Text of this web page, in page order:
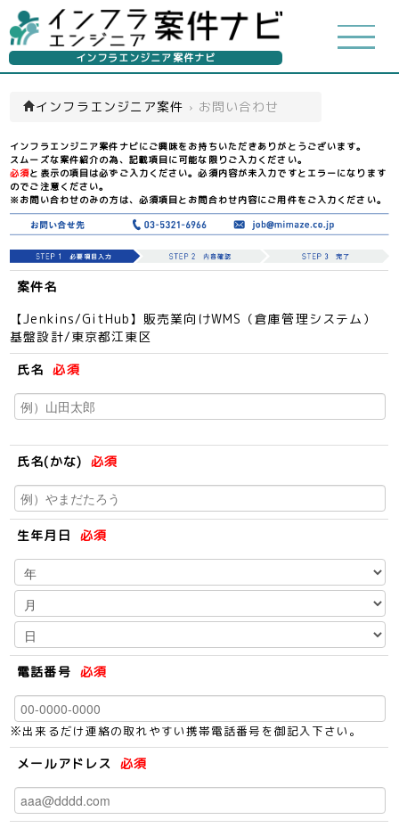
インフラエンジニア案件ナビ
インフラエンジニア案件 › お問い合わせ
インフラエンジニア案件ナビにご興味をお持ちいただきありがとうございます。
スムーズな案件紹介の為、記載項目に可能な限りご入力ください。
必須と表示の項目は必ずご入力ください。必須内容が未入力ですとエラーになります
のでご注意ください。
※お問い合わせのみの方は、必須項目とお問合わせ内容にご用件をご入力ください。
案件名
【Jenkins/GitHub】販売業向けWMS（倉庫管理システム）
基盤設計/東京都江東区
氏名 必須
氏名(かな) 必須
生年月日 必須
電話番号 必須
※出来るだけ連絡の取れやすい携帯電話番号を御記入下さい。
メールアドレス 必須